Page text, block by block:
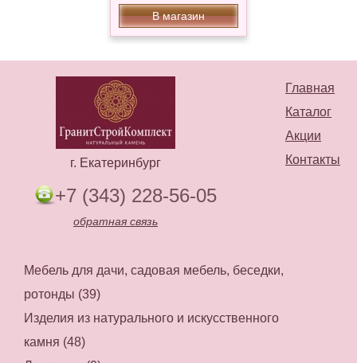
В магазин
Главная
Каталог
Акции
Контакты
г. Екатеринбург
+7 (343) 228-56-05
обратная связь
Мебель для дачи, садовая мебель, беседки,
ротонды (39)
Изделия из натурального и искусственного
камня (48)